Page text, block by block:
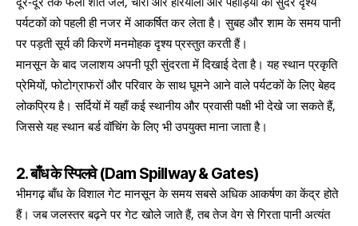
पर्यटकों को पहली ही नजर में आकर्षित कर लेता है। सुबह और शाम के समय पानी
पर पड़ती सूर्य की किरणें मनमोहक दृश्य प्रस्तुत करती हैं।
मानसून के बाद जलाशय अपनी पूरी सुंदरता में दिखाई देता है। यह स्थान प्रकृति
प्रेमियों, फोटोग्राफरों और परिवार के साथ घूमने आने वाले पर्यटकों के लिए बेहद
लोकप्रिय है। सर्दियों में यहाँ कई स्थानीय और प्रवासी पक्षी भी देखे जा सकते हैं,
जिससे यह स्थान बर्ड वॉचिंग के लिए भी उपयुक्त माना जाता है।
2. बाँध के स्पिलवे (Dam Spillway & Gates)
भीमगढ़ बाँध के विशाल गेट मानसून के समय सबसे अधिक आकर्षण का केंद्र होते
हैं। जब जलस्तर बढ़ने पर गेट खोले जाते हैं, तब तेज वेग से गिरता पानी अत्यंत